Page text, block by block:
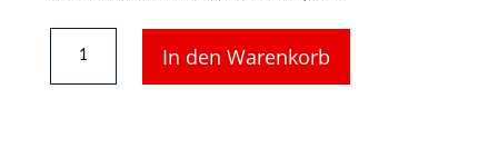
Dampflokräder
Fleischmann
In den Warenkorb